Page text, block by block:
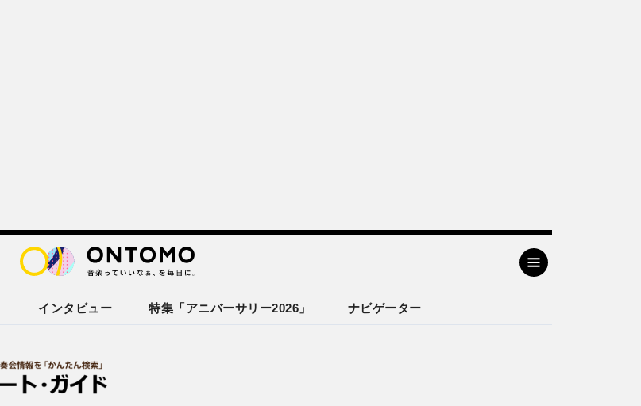
インタビュー 特集「アニバーサリー2026」 ナビゲーター